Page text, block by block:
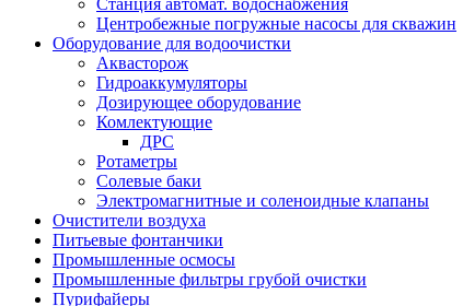
Станция автомат. водоснабжения
Центробежные погружные насосы для скважин
Оборудование для водоочистки
Аквасторож
Гидроаккумуляторы
Дозирующее оборудование
Комлектующие
ДРС
Ротаметры
Солевые баки
Электромагнитные и соленоидные клапаны
Очистители воздуха
Питьевые фонтанчики
Промышленные осмосы
Промышленные фильтры грубой очистки
Пурифайеры